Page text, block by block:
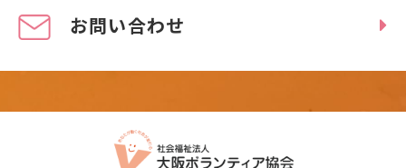
お問い合わせ